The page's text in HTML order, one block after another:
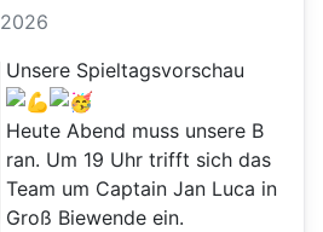
Unsere Spieltagsvorschau
Heute Abend muss unsere B
ran. Um 19 Uhr trifft sich das
Team um Captain Jan Luca in
Groß Biewende ein.